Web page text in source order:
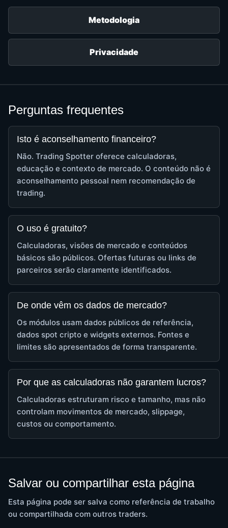
Metodologia
Privacidade
Perguntas frequentes
Isto é aconselhamento financeiro?
Não. Trading Spotter oferece calculadoras,
educação e contexto de mercado. O conteúdo não é
aconselhamento pessoal nem recomendação de
trading.
O uso é gratuito?
Calculadoras, visões de mercado e conteúdos
básicos são públicos. Ofertas futuras ou links de
parceiros serão claramente identificados.
De onde vêm os dados de mercado?
Os módulos usam dados públicos de referência,
dados spot cripto e widgets externos. Fontes e
limites são apresentados de forma transparente.
Por que as calculadoras não garantem lucros?
Calculadoras estruturam risco e tamanho, mas não
controlam movimentos de mercado, slippage,
custos ou comportamento.
Salvar ou compartilhar esta página
Esta página pode ser salva como referência de trabalho
ou compartilhada com outros traders.